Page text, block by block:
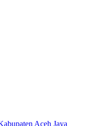
Aceh Jaya